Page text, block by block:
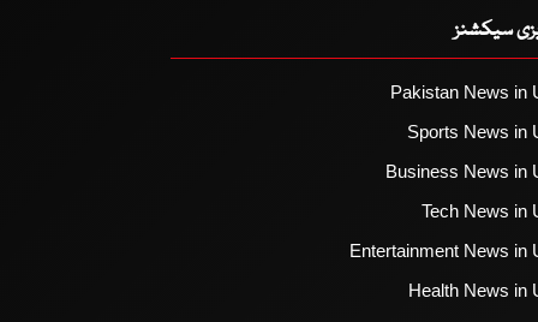
سیکشنز
Pakistan News in
Sports News in
Business News in
Tech News in
Entertainment News in
Health News in